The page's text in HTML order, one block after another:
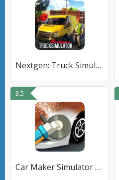
Nextgen: Truck Simulator
3.5
Car Maker Simulator 2023